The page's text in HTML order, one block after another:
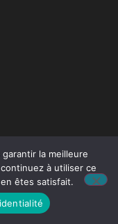
la meilleure
à utiliser ce
êtes satisfait.